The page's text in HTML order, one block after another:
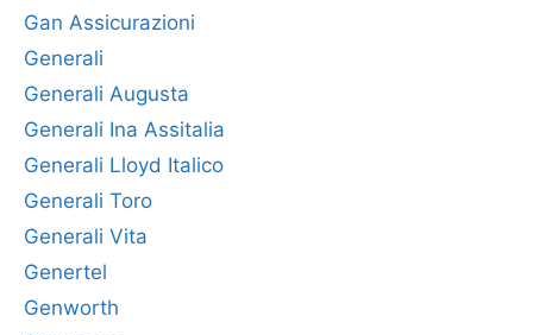
Gan Assicurazioni
Generali
Generali Augusta
Generali Ina Assitalia
Generali Lloyd Italico
Generali Toro
Generali Vita
Genertel
Genworth